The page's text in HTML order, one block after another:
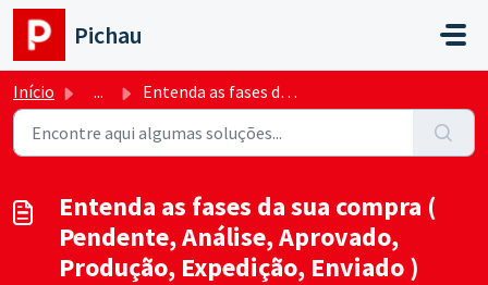
Ir para o conteúdo principal
Pichau
Início ... Entenda as fases da sua compra ( Pendente, Análise, Aprov...
Entenda as fases da sua compra (
Pendente, Análise, Aprovado,
Produção, Expedição, Enviado )